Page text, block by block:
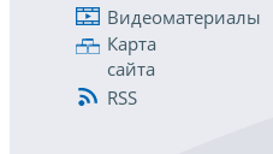
Видеоматериалы
Карта
сайта
RSS